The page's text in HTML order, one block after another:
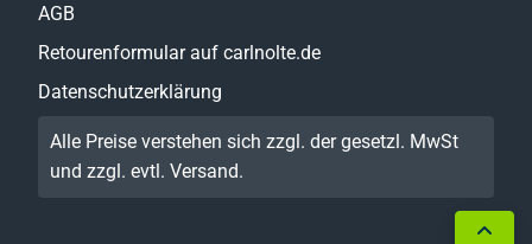
AGB
Retourenformular auf carlnolte.de
Datenschutzerklärung
Alle Preise verstehen sich zzgl. der gesetzl. MwSt
und zzgl. evtl. Versand.